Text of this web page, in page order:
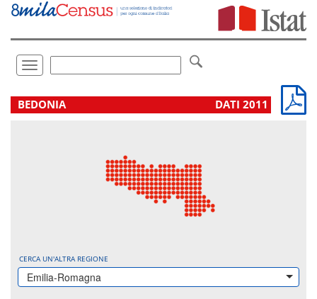
Vai
direttamente
Toggle
navigation
.
BEDONIA DATI 2011
CERCA UN'ALTRA REGIONE
Emilia-Romagna